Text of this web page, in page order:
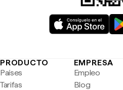
PRODUCTO
Países
Tarifas
EMPRESA
Empleo
Blog